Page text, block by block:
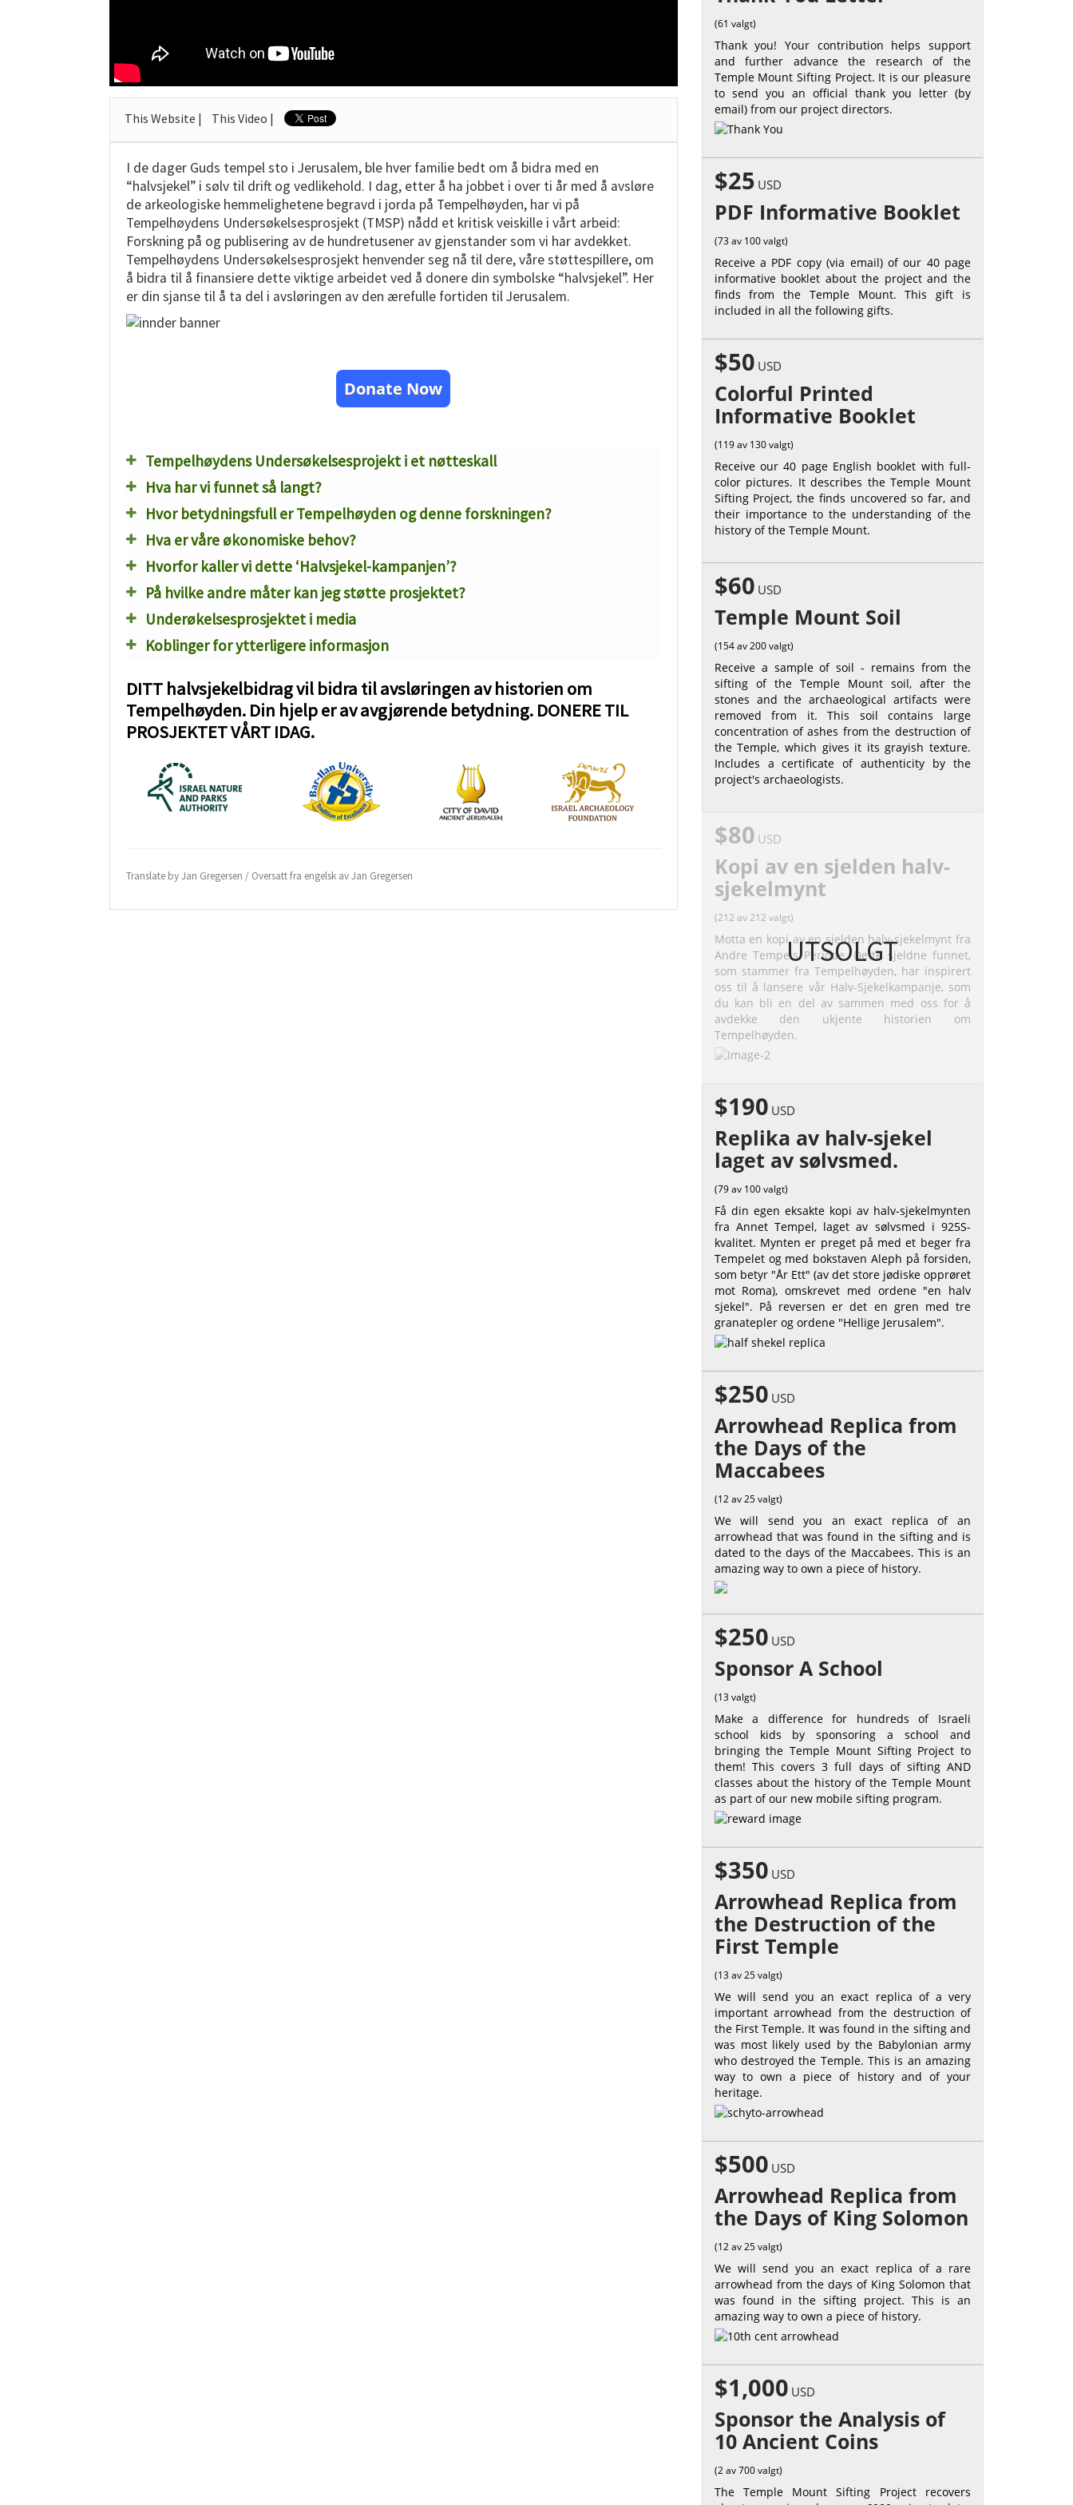
This Website | This Video |
I de dager Guds tempel sto i Jerusalem, ble hver familie bedt om å bidra med en
“halvsjekel” i sølv til drift og vedlikehold. I dag, etter å ha jobbet i over ti år med å avsløre
de arkeologiske hemmelighetene begravd i jorda på Tempelhøyden, har vi på
Tempelhøydens Undersøkelsesprosjekt (TMSP) nådd et kritisk veiskille i vårt arbeid:
Forskning på og publisering av de hundretusener av gjenstander som vi har avdekket.
Tempelhøydens Undersøkelsesprosjekt henvender seg nå til dere, våre støttespillere, om
å bidra til å finansiere dette viktige arbeidet ved å donere din symbolske “halvsjekel”. Her
er din sjanse til å ta del i avsløringen av den ærefulle fortiden til Jerusalem.
Donate Now
Tempelhøydens Undersøkelsesprojekt i et nøtteskall
Hva har vi funnet så langt?
Hvor betydningsfull er Tempelhøyden og denne forskningen?
Hva er våre økonomiske behov?
Hvorfor kaller vi dette ‘Halvsjekel-kampanjen’?
På hvilke andre måter kan jeg støtte prosjektet?
Underøkelsesprosjektet i media
Koblinger for ytterligere informasjon
DITT halvsjekelbidrag vil bidra til avsløringen av historien om
Tempelhøyden. Din hjelp er av avgjørende betydning. DONERE TIL
PROSJEKTET VÅRT IDAG.
Translate by Jan Gregersen / Oversatt fra engelsk av Jan Gregersen
(61 valgt)
Thank you! Your contribution helps support
and further advance the research of the
Temple Mount Sifting Project. It is our pleasure
to send you an official thank you letter (by
email) from our project directors.
$25 USD
PDF Informative Booklet
(73 av 100 valgt)
Receive a PDF copy (via email) of our 40 page
informative booklet about the project and the
finds from the Temple Mount. This gift is
included in all the following gifts.
$50 USD
Colorful Printed
Informative Booklet
(119 av 130 valgt)
Receive our 40 page English booklet with full-
color pictures. It describes the Temple Mount
Sifting Project, the finds uncovered so far, and
their importance to the understanding of the
history of the Temple Mount.
$60 USD
Temple Mount Soil
(154 av 200 valgt)
Receive a sample of soil - remains from the
sifting of the Temple Mount soil, after the
stones and the archaeological artifacts were
removed from it. This soil contains large
concentration of ashes from the destruction of
the Temple, which gives it its grayish texture.
Includes a certificate of authenticity by the
project's archaeologists.
UTSOLGT
$80 USD
Kopi av en sjelden halv-
sjekelmynt
(212 av 212 valgt)
Motta en kopi av en sjelden halv-sjekelmynt fra
Andre Tempels Periode. Dette sjeldne funnet,
som stammer fra Tempelhøyden, har inspirert
oss til å lansere vår Halv-Sjekelkampanje, som
du kan bli en del av sammen med oss for å
avdekke den ukjente historien om
Tempelhøyden.
$190 USD
Replika av halv-sjekel
laget av sølvsmed.
(79 av 100 valgt)
Få din egen eksakte kopi av halv-sjekelmynten
fra Annet Tempel, laget av sølvsmed i 925S-
kvalitet. Mynten er preget på med et beger fra
Tempelet og med bokstaven Aleph på forsiden,
som betyr "År Ett" (av det store jødiske opprøret
mot Roma), omskrevet med ordene "en halv
sjekel". På reversen er det en gren med tre
granatepler og ordene "Hellige Jerusalem".
$250 USD
Arrowhead Replica from
the Days of the
Maccabees
(12 av 25 valgt)
We will send you an exact replica of an
arrowhead that was found in the sifting and is
dated to the days of the Maccabees. This is an
amazing way to own a piece of history.
$250 USD
Sponsor A School
(13 valgt)
Make a difference for hundreds of Israeli
school kids by sponsoring a school and
bringing the Temple Mount Sifting Project to
them! This covers 3 full days of sifting AND
classes about the history of the Temple Mount
as part of our new mobile sifting program.
$350 USD
Arrowhead Replica from
the Destruction of the
First Temple
(13 av 25 valgt)
We will send you an exact replica of a very
important arrowhead from the destruction of
the First Temple. It was found in the sifting and
was most likely used by the Babylonian army
who destroyed the Temple. This is an amazing
way to own a piece of history and of your
heritage.
$500 USD
Arrowhead Replica from
the Days of King Solomon
(12 av 25 valgt)
We will send you an exact replica of a rare
arrowhead from the days of King Solomon that
was found in the sifting project. This is an
amazing way to own a piece of history.
$1,000 USD
Sponsor the Analysis of
10 Ancient Coins
(2 av 700 valgt)
The Temple Mount Sifting Project recovers